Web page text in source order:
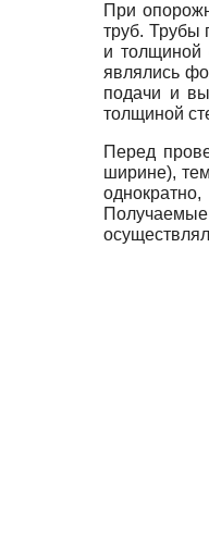
При
труб. Трубы
и толщиной
являлись
подачи и
толщиной
Перед
ширине),